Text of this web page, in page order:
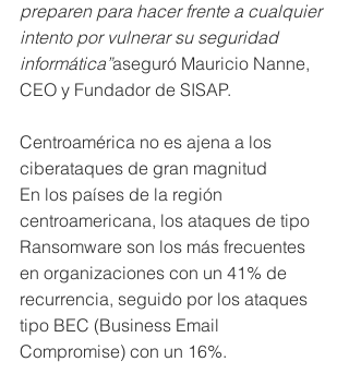
preparen para hacer frente a cualquier
intento por vulnerar su seguridad
informática”aseguró Mauricio Nanne,
CEO y Fundador de SISAP.
Centroamérica no es ajena a los
ciberataques de gran magnitud
En los países de la región
centroamericana, los ataques de tipo
Ransomware son los más frecuentes
en organizaciones con un 41% de
recurrencia, seguido por los ataques
tipo BEC (Business Email
Compromise) con un 16%.